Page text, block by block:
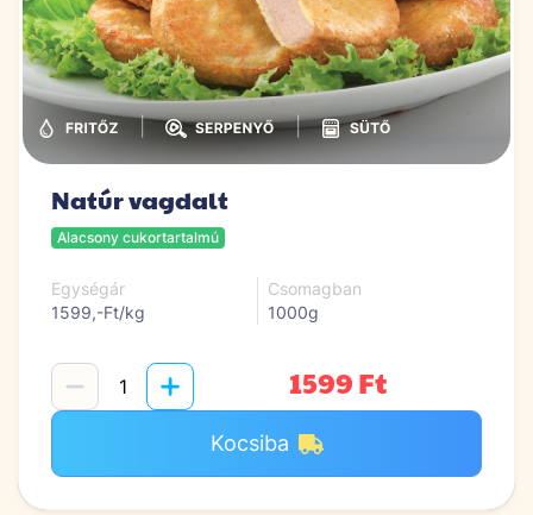
| |
Natúr vagdalt
Alacsony cukortartalmú
Egységár
1599,-Ft/kg
Csomagban
1000g
1599 Ft
Kocsiba